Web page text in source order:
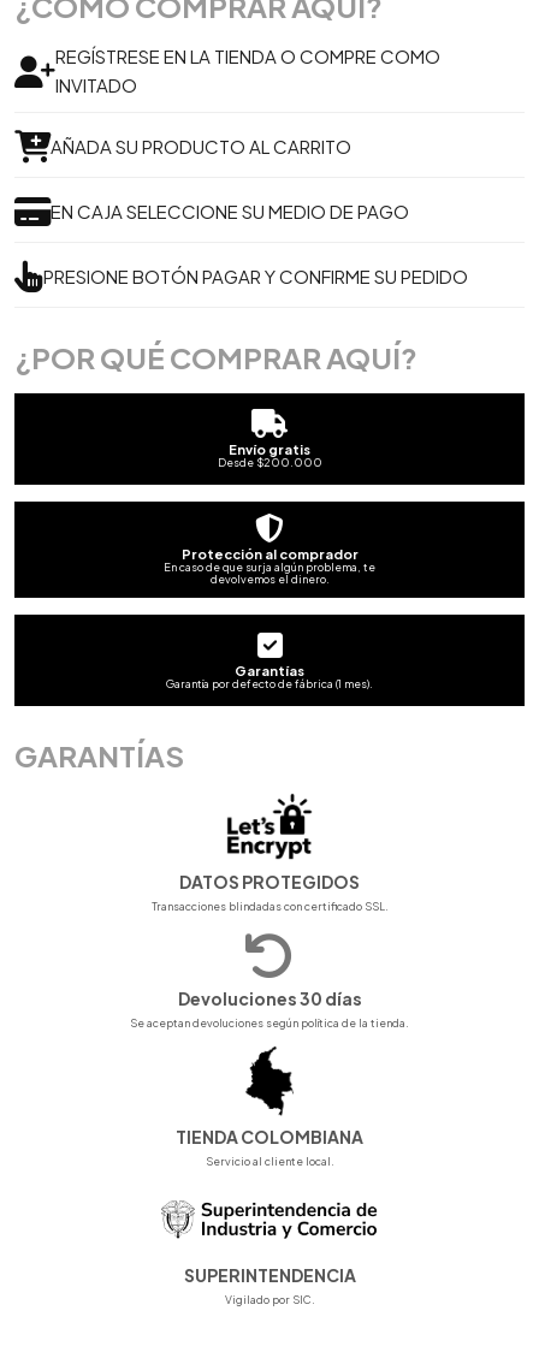
REGÍSTRESE EN LA TIENDA O COMPRE COMO
INVITADO
AÑADA SU PRODUCTO AL CARRITO
EN CAJA SELECCIONE SU MEDIO DE PAGO
PRESIONE BOTÓN PAGAR Y CONFIRME SU PEDIDO
¿POR QUÉ COMPRAR AQUÍ?
Envío gratis
Desde $200.000
Protección al comprador
En caso de que surja algún problema, te
devolvemos el dinero.
Garantías
Garantía por defecto de fábrica (1 mes).
GARANTÍAS
DATOS PROTEGIDOS
Transacciones blindadas con certificado SSL.
Devoluciones 30 días
Se aceptan devoluciones según política de la tienda.
TIENDA COLOMBIANA
Servicio al cliente local.
SUPERINTENDENCIA
Vigilado por SIC.